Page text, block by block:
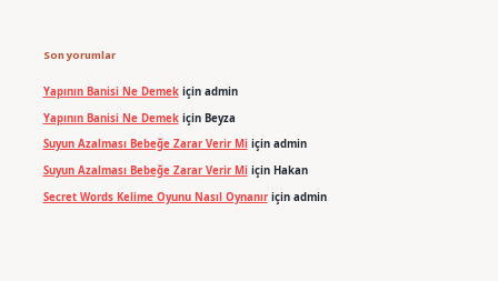
Son yorumlar
Yapının Banisi Ne Demekiçin admin
Yapının Banisi Ne Demekiçin Beyza
Suyun Azalması Bebeğe Zarar Verir Miiçin admin
Suyun Azalması Bebeğe Zarar Verir Miiçin Hakan
Secret Words Kelime Oyunu Nasıl Oynanıriçin admin